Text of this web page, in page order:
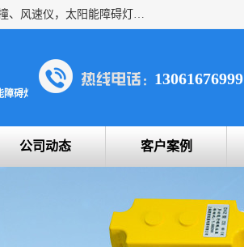
上海宇叶电子科技有限公司是吊钩视频监控、升降机监控、卸料平台监控、塔吊防碰撞、黑匣子防碰撞、风速仪，太阳能障碍灯安全提示灯等一系列升降机的常用配件产品专业研发生产加工的公司，拥有完整、科学的质量管理体系。
碍灯安全提示灯
13061676999
公司动态 客户案例